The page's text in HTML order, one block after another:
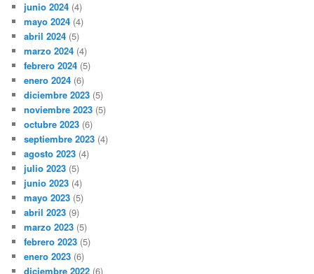
junio 2024 (4)
mayo 2024 (4)
abril 2024 (5)
marzo 2024 (4)
febrero 2024 (5)
enero 2024 (6)
diciembre 2023 (5)
noviembre 2023 (5)
octubre 2023 (6)
septiembre 2023 (4)
agosto 2023 (4)
julio 2023 (5)
junio 2023 (4)
mayo 2023 (5)
abril 2023 (9)
marzo 2023 (5)
febrero 2023 (5)
enero 2023 (6)
diciembre 2022 (6)